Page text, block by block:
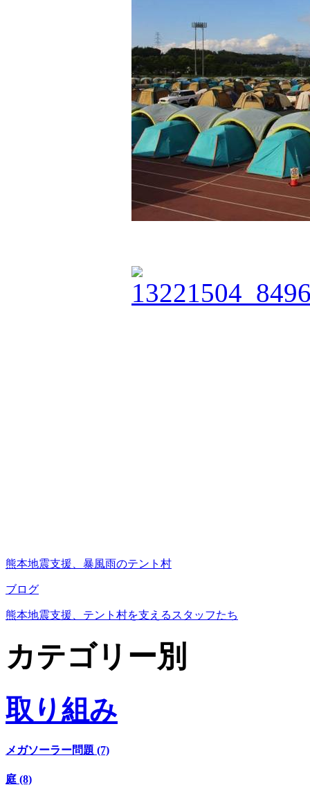
熊本地震支援、暴風雨のテント村
ブログ
熊本地震支援、テント村を支えるスタッフたち
カテゴリー別
取り組み
メガソーラー問題 (7)
庭 (8)